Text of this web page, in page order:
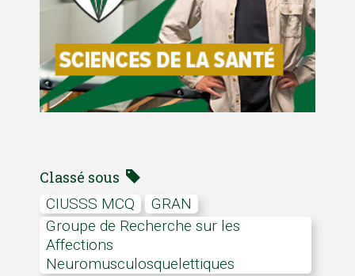
Classé sous
CIUSSS MCQ
GRAN
Groupe de Recherche sur les
Affections
Neuromusculosquelettiques